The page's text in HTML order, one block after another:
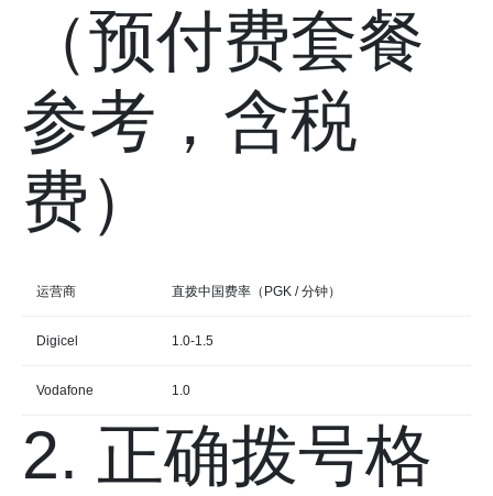
（预付费套餐
参考，含税
费）
运营商 直拨中国费率（PGK / 分钟）
Digicel 1.0-1.5
Vodafone 1.0
2. 正确拨号格